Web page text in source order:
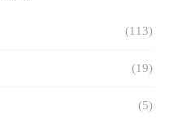
(113)
(19)
(5)